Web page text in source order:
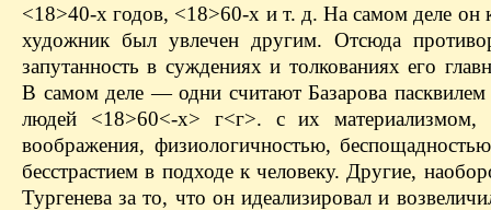
<18>40-х годов, <18>60-х и т. д. На самом деле он
художник был увлечен другим. Отсюда
запутанность в суждениях и толкованиях его
В самом деле — одни считают Базарова
людей <18>60<-х> г<г>. с их материализмом,
воображения, физиологичностью,
бесстрастием в подходе к человеку. Другие,
Тургенева за то, что он идеализировал и